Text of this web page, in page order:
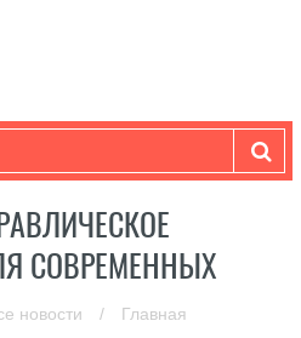
СОВРЕМЕННЫХ
новости / Главная